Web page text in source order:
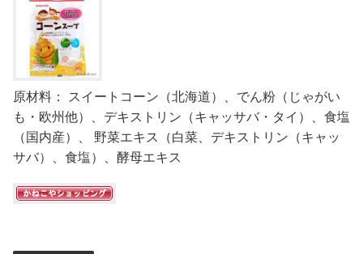
原材料： スイートコーン（北海道）、でん粉（じゃがい
も・欧州他）、デキストリン（キャッサバ・タイ）、食塩
（国内産）、 野菜エキス（白菜、デキストリン（キャッ
サバ）、食塩）、酵母エキス